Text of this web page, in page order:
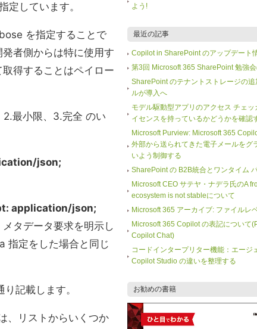
しています。
を指定することで
者側からは特に使用す
得することはペイロー
最小限、3.完全 のい
json;
application/json;
タデータ要求を明示し
指定をした場合と同じ
記載します。
、リストからいくつか
よう!
最近の記事
Copilot in SharePoint のアップデート
第3回 Microsoft 365 SharePoint 勉強
SharePoint のテナントストレージの
ルが導入へ
モデル駆動型アプリのアクセス チェッ
イセンスを持っているかどうかを確認
Microsoft Purview: Microsoft 365
外部から送られてきた電子メールをグ
いよう制御する
SharePoint の B2B統合とワンタイム
Microsoft CEO サテヤ・ナデラ氏のA
ecosystem is not stableについて
Microsoft 365 アーカイブ: ファイルレ
Microsoft 365 Copilot の表記について
Copilot Chat)
コードインタープリター機能：エージ
Copilot Studio の違いを整理する
お勧めの書籍